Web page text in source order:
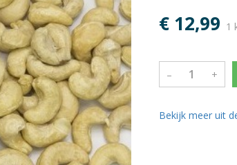
€ 12,99 1
– +
Bekijk meer uit